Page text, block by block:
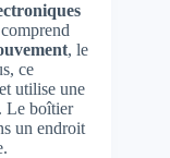
, le
ce
utilise une
Le boîtier
un endroit